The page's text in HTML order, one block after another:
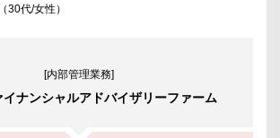
（30代/女性）
[内部管理業務]
ナンシャルアドバイザリーファーム